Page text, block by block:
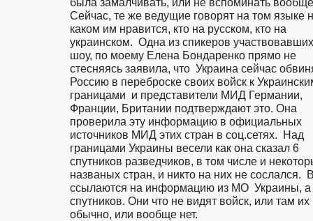
Сейчас, те же ведущие говорят на том языке
каком им нравится, кто на русском, кто на
украинском.  Одна из спикеров
шоу, по моему Елена Бондаренко прямо не
стесняясь заявила, что  Украина сейчас
Россию в переброске своих войск к
границами  и представители МИД Германии,
Франции, Британии подтверждают это. Она
проверила эту информацию в официальных
источников МИД этих стран в соц.сетях.  Над
границами Украины весели как она сказал 6
спутников разведчиков, в том числе и
названых стран, и никто на них не сослался.
ссылаются на информацию из МО  Украины, а
спутников. Они что не видят войск, или там их
обычно, или вообще нет.